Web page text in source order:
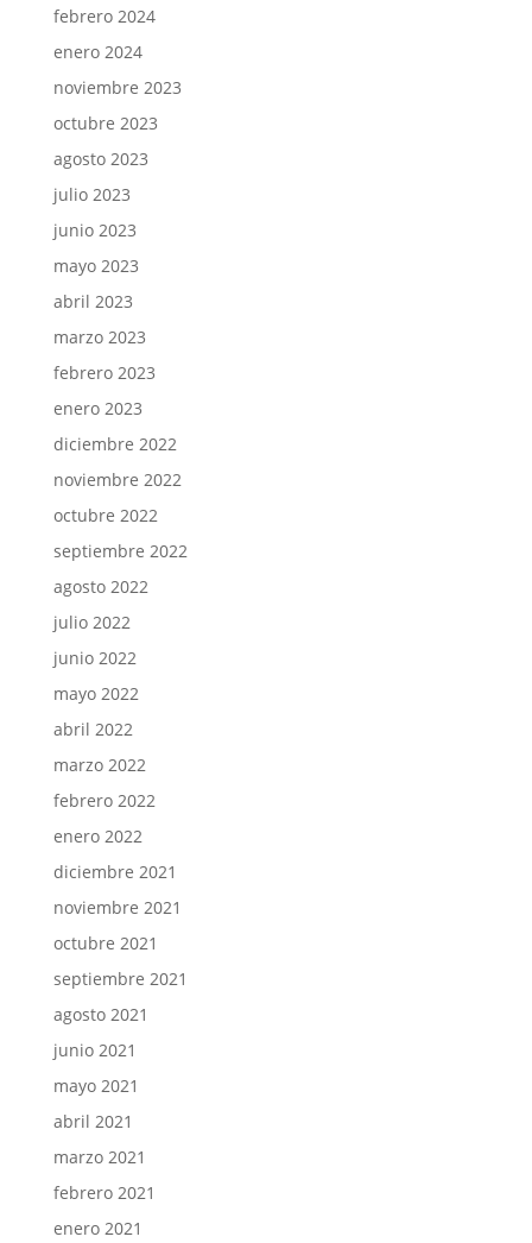
febrero 2024
enero 2024
noviembre 2023
octubre 2023
agosto 2023
julio 2023
junio 2023
mayo 2023
abril 2023
marzo 2023
febrero 2023
enero 2023
diciembre 2022
noviembre 2022
octubre 2022
septiembre 2022
agosto 2022
julio 2022
junio 2022
mayo 2022
abril 2022
marzo 2022
febrero 2022
enero 2022
diciembre 2021
noviembre 2021
octubre 2021
septiembre 2021
agosto 2021
junio 2021
mayo 2021
abril 2021
marzo 2021
febrero 2021
enero 2021